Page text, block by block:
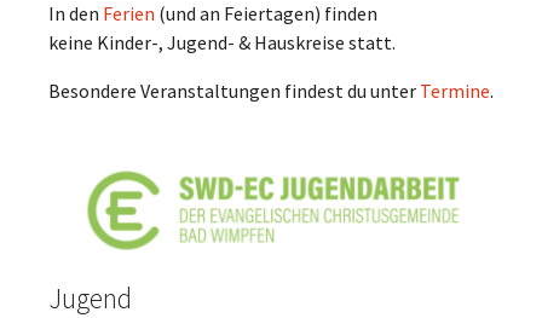
In den Ferien (und an Feiertagen) finden
keine Kinder-, Jugend- & Hauskreise statt.
Besondere Veranstaltungen findest du unter Termine.
Jugend